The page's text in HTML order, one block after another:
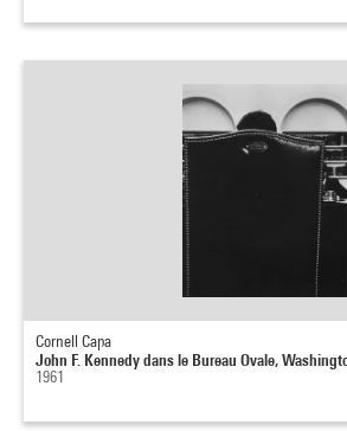
Cornell Capa
John F. Kennedy dans le Bureau Ovale,
1961